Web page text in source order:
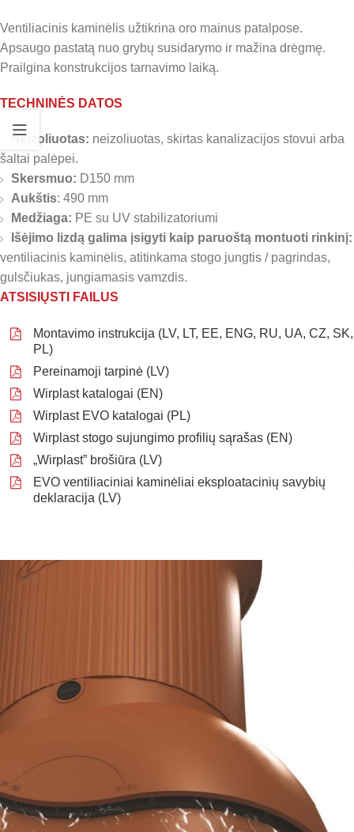
Ventiliacinis kaminėlis užtikrina oro mainus patalpose.
Apsaugo pastatą nuo grybų susidarymo ir mažina drėgmę.
Prailgina konstrukcijos tarnavimo laiką.
TECHNINĖS DATOS
Neizoliuotas: neizoliuotas, skirtas kanalizacijos stovui arba
šaltai palėpei.
Skersmuo: D150 mm
Aukštis: 490 mm
Medžiaga: PE su UV stabilizatoriumi
Išėjimo lizdą galima įsigyti kaip paruoštą montuoti rinkinį:
ventiliacinis kaminėlis, atitinkama stogo jungtis / pagrindas,
gulsčiukas, jungiamasis vamzdis.
ATSISIŲSTI FAILUS
Montavimo instrukcija (LV, LT, EE, ENG, RU, UA, CZ, SK,
PL)
Pereinamoji tarpinė (LV)
Wirplast katalogai (EN)
Wirplast EVO katalogai (PL)
Wirplast stogo sujungimo profilių sąrašas (EN)
„Wirplast” brošiūra (LV)
EVO ventiliaciniai kaminėliai eksploatacinių savybių
deklaracija (LV)